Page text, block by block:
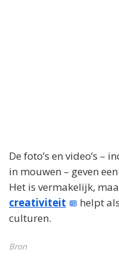
De foto’s en video’s –
in mouwen – geven
Het is vermakelijk,
creativiteit
helpt
culturen.
Bron